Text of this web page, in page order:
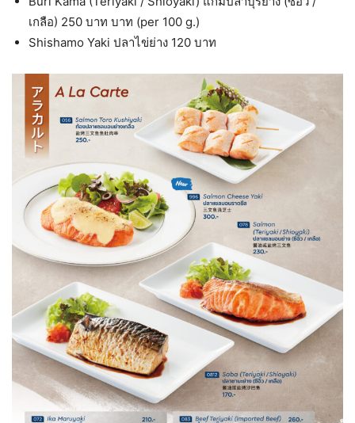
เกลือ) 250 บาท บาท (per 100 g.)
Shishamo Yaki ปลาไข่ย่าง 120 บาท